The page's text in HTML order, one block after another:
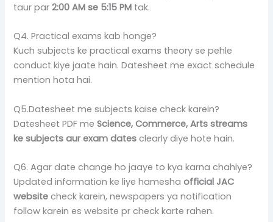
taur par2:00 AM se 5:15 PM tak.
Q4. Practical exams kab honge?
Kuch subjects ke practical exams theory se pehle
conduct kiye jaate hain. Datesheet me exact schedule
mention hota hai.
Q5.Datesheet me subjects kaise check karein?
Datesheet PDF meScience, Commerce, Arts streams
ke subjects aur exam dates clearly diye hote hain.
Q6. Agar date change ho jaaye to kya karna chahiye?
Updated information ke liye hameshaofficial JAC
website check karein, newspapers ya notification
follow karein es website pr check karte rahen.